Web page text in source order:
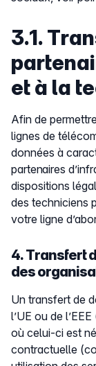
3.1.
et à la
Afin de
lignes de
données à
partenaires
dispositions
des techniciens
votre ligne
4. Transfert
des
Un transfert de
l’UE ou de
où celui-ci est
contractuelle